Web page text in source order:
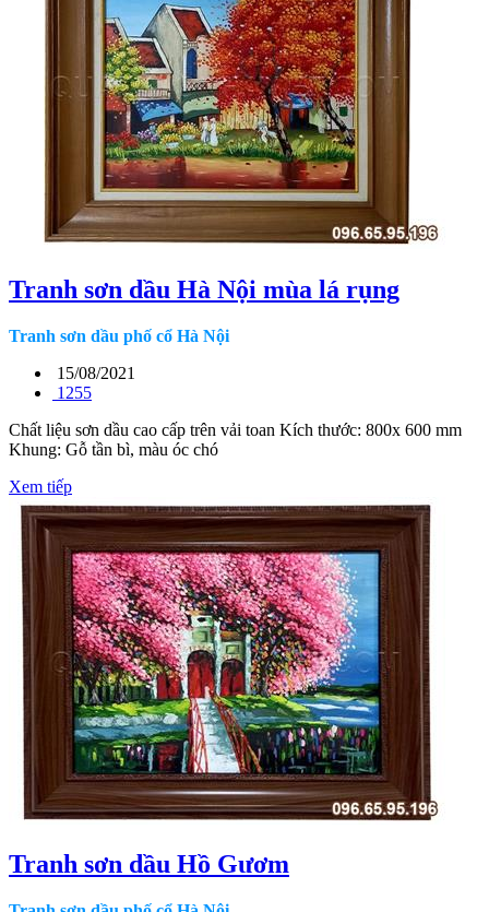
Tranh sơn dầu Hà Nội mùa lá rụng
Tranh sơn dầu phố cổ Hà Nội
15/08/2021
1255
Chất liệu sơn dầu cao cấp trên vải toan Kích thước: 800x 600 mm
Khung: Gỗ tần bì, màu óc chó
Xem tiếp
Tranh sơn dầu Hồ Gươm